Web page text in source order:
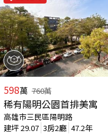
598萬 760萬
稀有陽明公園首排美寓
高雄市三民區陽明路
建坪29.07 3房2廳 47.2年